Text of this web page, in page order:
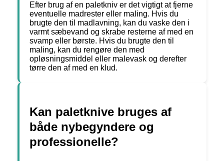
Efter brug af en paletkniv er det vigtigt at fjerne
eventuelle madrester eller maling. Hvis du
brugte den til madlavning, kan du vaske den i
varmt sæbevand og skrabe resterne af med en
svamp eller børste. Hvis du brugte den til
maling, kan du rengøre den med
opløsningsmiddel eller malevask og derefter
tørre den af med en klud.
Kan paletknive bruges af
både nybegyndere og
professionelle?